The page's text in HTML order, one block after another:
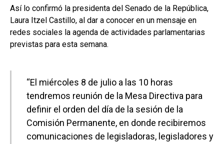
Así lo confirmó la presidenta del Senado de la República,
Laura Itzel Castillo, al dar a conocer en un mensaje en
redes sociales la agenda de actividades parlamentarias
previstas para esta semana.
“El miércoles 8 de julio a las 10 horas
tendremos reunión de la Mesa Directiva para
definir el orden del día de la sesión de la
Comisión Permanente, en donde recibiremos
comunicaciones de legisladoras, legisladores y